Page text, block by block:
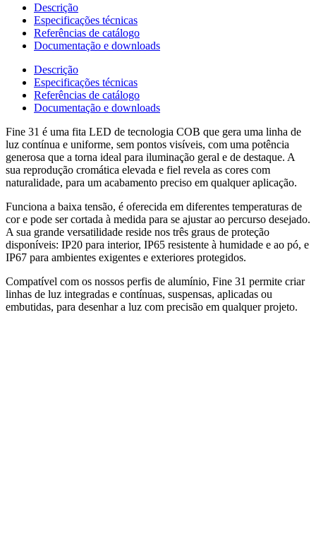
Descrição
Especificações técnicas
Referências de catálogo
Documentação e downloads
Descrição
Especificações técnicas
Referências de catálogo
Documentação e downloads
Fine 31 é uma fita LED de tecnologia COB que gera uma linha de
luz contínua e uniforme, sem pontos visíveis, com uma potência
generosa que a torna ideal para iluminação geral e de destaque. A
sua reprodução cromática elevada e fiel revela as cores com
naturalidade, para um acabamento preciso em qualquer aplicação.
Funciona a baixa tensão, é oferecida em diferentes temperaturas de
cor e pode ser cortada à medida para se ajustar ao percurso desejado.
A sua grande versatilidade reside nos três graus de proteção
disponíveis: IP20 para interior, IP65 resistente à humidade e ao pó, e
IP67 para ambientes exigentes e exteriores protegidos.
Compatível com os nossos perfis de alumínio, Fine 31 permite criar
linhas de luz integradas e contínuas, suspensas, aplicadas ou
embutidas, para desenhar a luz com precisão em qualquer projeto.